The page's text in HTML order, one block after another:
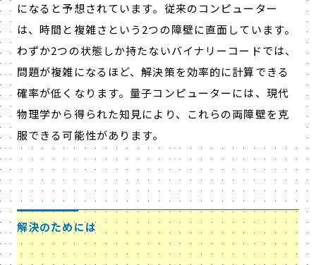
になると予想されています。従来のコンピューター
は、時間と複雑さという2つの障壁に直面しています。
わずか2つの状態しか持たないバイナリーコードでは、
問題が複雑になるほど、解決策を効率的に計算できる
確率が低くなります。量子コンピューターには、現代
物理学から得られた知見により、これらの両障壁を克
服できる可能性があります。
解決のためには